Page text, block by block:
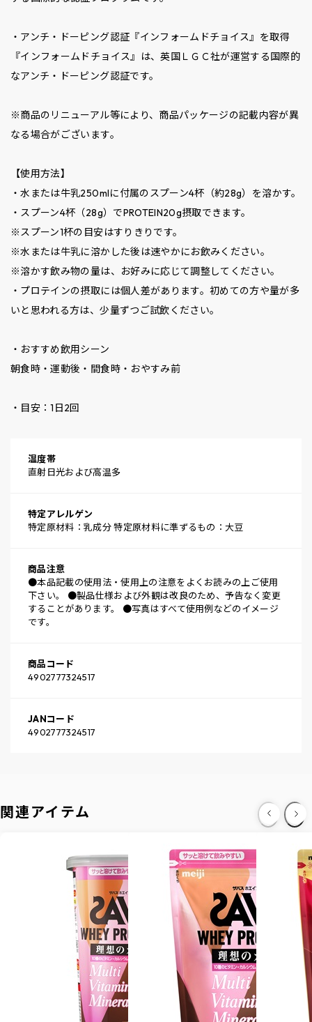
・アンチ・ドーピング認証『インフォームドチョイス』を取得
『インフォームドチョイス』は、英国ＬＧＣ社が運営する国際的
なアンチ・ドーピング認証です。
※商品のリニューアル等により、商品パッケージの記載内容が異
なる場合がございます。
【使用方法】
・水または牛乳250mlに付属のスプーン4杯（約28g）を溶かす。
・スプーン4杯（28g）でPROTEIN20g摂取できます。
※スプーン1杯の目安はすりきりです。
※水または牛乳に溶かした後は速やかにお飲みください。
※溶かす飲み物の量は、お好みに応じて調整してください。
・プロテインの摂取には個人差があります。初めての方や量が多
いと思われる方は、少量ずつご試飲ください。
・おすすめ飲用シーン
朝食時・運動後・間食時・おやすみ前
・目安：1日2回
温度帯
直射日光および高温多
特定アレルゲン
特定原材料：乳成分 特定原材料に準ずるもの：大豆
商品注意
●本品記載の使用法・使用上の注意をよくお読みの上ご使用
下さい。 ●製品仕様および外観は改良のため、予告なく変更
することがあります。 ●写真はすべて使用例などのイメージ
です。
商品コード
4902777324517
JANコード
4902777324517
関連アイテム